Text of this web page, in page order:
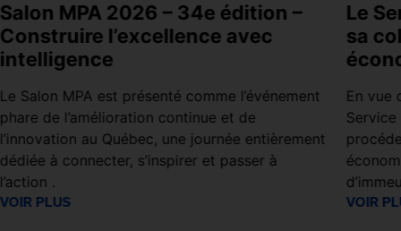
Salon MPA 2026 – 34e édition –
Construire l’excellence avec
intelligence
Le Salon MPA est présenté comme l’événement
phare de l’amélioration continue et de
l’innovation au Québec, une journée entièrement
dédiée à connecter, s’inspirer et passer à
l’action .
VOIR PLUS
Le
sa
En vue
Service
VOIR